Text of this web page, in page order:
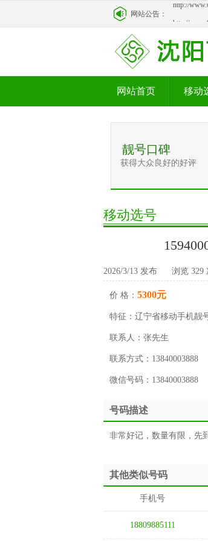
网站公告：
网站首页 移动
靓号口碑
获得大众良好的好评
移动选号
2026/3/13 发布 浏览 329
价 格： 5300元
特征： 辽宁省移动手机靓
联系人： 张先生
联系方式： 13840003888
微信号码： 13840003888
号码描述
非常好记，数量有限，先
其他类似号码
手机号
18809885111